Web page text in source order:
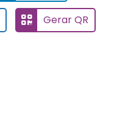
Gerar QR